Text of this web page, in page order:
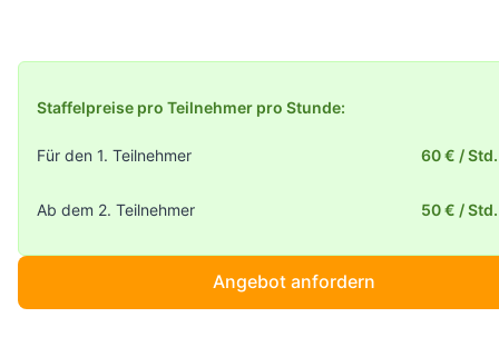
Staffelpreise pro Teilnehmer pro Stunde:
Für den 1. Teilnehmer 60 € / Std.
Ab dem 2. Teilnehmer 50 € / Std.
Angebot anfordern